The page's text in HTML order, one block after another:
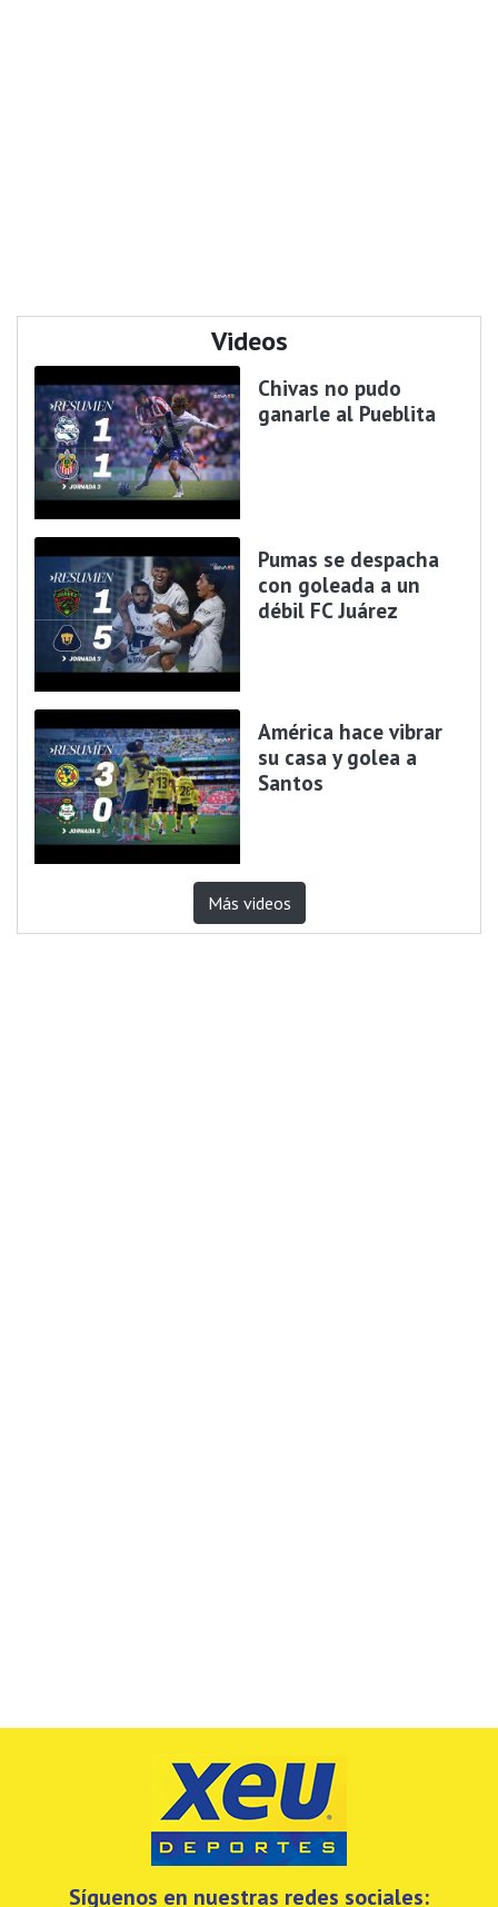
Videos
Chivas no pudo
ganarle al Pueblita
Pumas se despacha
con goleada a un
débil FC Juárez
América hace vibrar
su casa y golea a
Santos
Más videos
Síguenos en nuestras redes sociales: